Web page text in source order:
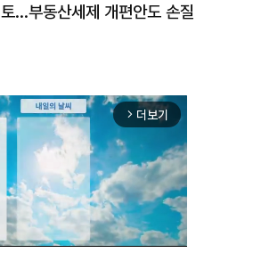
토…부동산세제 개편안도 손질
arrow_forward_ios 더보기